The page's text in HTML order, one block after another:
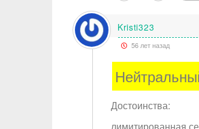
Kristi323
56 лет назад
Достоинства: